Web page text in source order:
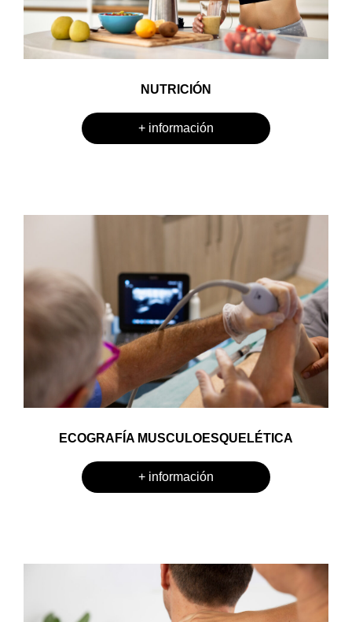
NUTRICIÓN
+ información
ECOGRAFÍA MUSCULOESQUELÉTICA
+ información